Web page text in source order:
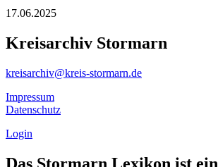
17.06.2025
Kreisarchiv Stormarn
kreisarchiv@kreis-stormarn.de
Impressum
Datenschutz
Login